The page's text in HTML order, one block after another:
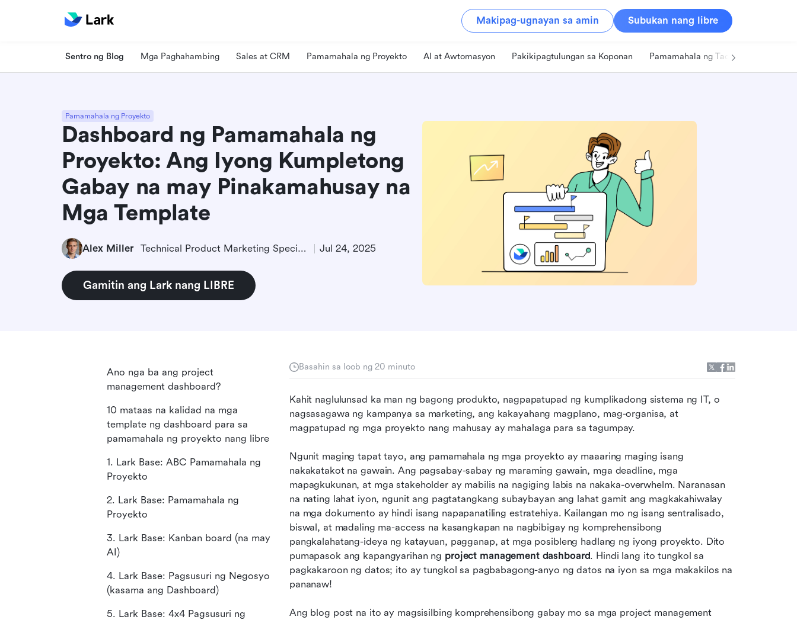
Makipag-ugnayan sa amin Subukan nang libre
Sentro ng Blog Mga Paghahambing Sales at CRM Pamamahala ng Proyekto AI at Awtomasyon Pakikipagtulungan sa Koponan Pamamahala ng Tao
Pamamahala ng Proyekto
Dashboard ng Pamamahala ng
Proyekto: Ang Iyong Kumpletong
Gabay na may Pinakamahusay na
Mga Template
Alex Miller Technical Product Marketing Specialist Jul 24, 2025
Gamitin ang Lark nang LIBRE
Basahin sa loob ng 20 minuto
Kahit naglulunsad ka man ng bagong produkto, nagpapatupad ng kumplikadong sistema ng IT, o
nagsasagawa ng kampanya sa marketing, ang kakayahang magplano, mag-organisa, at
magpatupad ng mga proyekto nang mahusay ay mahalaga para sa tagumpay.
Ngunit maging tapat tayo, ang pamamahala ng mga proyekto ay maaaring maging isang
nakakatakot na gawain. Ang pagsabay-sabay ng maraming gawain, mga deadline, mga
mapagkukunan, at mga stakeholder ay mabilis na nagiging labis na nakaka-overwhelm. Naranasan
na nating lahat iyon, ngunit ang pagtatangkang subaybayan ang lahat gamit ang magkakahiwalay
na mga dokumento ay hindi isang napapanatiling estratehiya. Kailangan mo ng isang sentralisado,
biswal, at madaling ma-access na kasangkapan na nagbibigay ng komprehensibong
pangkalahatang-ideya ng katayuan, pagganap, at mga posibleng hadlang ng iyong proyekto. Dito
pumapasok ang kapangyarihan ng project management dashboard. Hindi lang ito tungkol sa
pagkakaroon ng datos; ito ay tungkol sa pagbabagong-anyo ng datos na iyon sa mga makakilos na
pananaw!
Ang blog post na ito ay magsisilbing komprehensibong gabay mo sa mga project management
Ano nga ba ang project
management dashboard?
10 mataas na kalidad na mga
template ng dashboard para sa
pamamahala ng proyekto nang libre
1. Lark Base: ABC Pamamahala ng
Proyekto
2. Lark Base: Pamamahala ng
Proyekto
3. Lark Base: Kanban board (na may
AI)
4. Lark Base: Pagsusuri ng Negosyo
(kasama ang Dashboard)
5. Lark Base: 4x4 Pagsusuri ng